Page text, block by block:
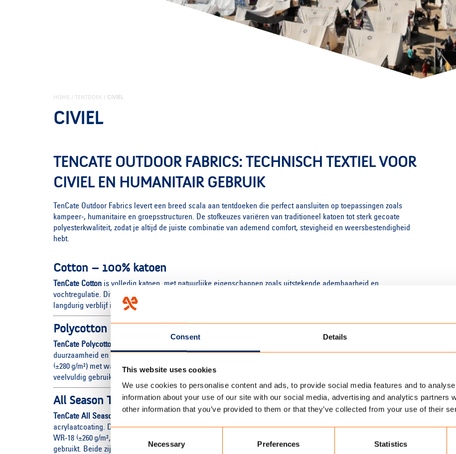
Consent Details
This website uses cookies
We use cookies to personalise content and ads, to provide social media features and to
information about your use of our site with our social media, advertising and analytics partners
other information that you’ve provided to them or that they’ve collected from your use of their
Consent
Selection
Necessary Preferences Statistics
HOME / TENTDOEK / CIVIEL
CIVIEL
TENCATE OUTDOOR FABRICS: TECHNISCH TEXTIEL VOOR
CIVIEL EN HUMANITAIR GEBRUIK
TenCate Outdoor Fabrics levert een breed scala aan tentdoeken die perfect aansluiten op toepassingen zoals
kampeer‑, humanitaire en groepsstructuren. De stofkeuzes variëren van traditioneel katoen tot sterk gecoate
polyesterkwaliteit, zodat je altijd de juiste combinatie van ademend comfort, stevigheid en weersbestendigheid
hebt.
Cotton – 100% katoen
TenCate Cotton is volledig katoen, met natuurlijke eigenschappen zoals uitstekende adem­baarheid en
vochtregulatie. Dit klassieke materiaal is robuust en geeft tenten een aangenaam binnenklimaat, ideaal voor
langdurig verblijf in spannende omgevingen.
Polycotton – mix van polyester en katoen
TenCate Polycotton
duurzaamheid en sterkte van polyester. Verkrijgbaar in zware kwaliteiten zoals KA‑46 (±420 g/m²) en KA‑10
(±280 g/m²) met water-, schimmel- en vuilafwerende finishen. Ideaal voor groeps- en humanitaire tenten die
veelvuldig gebruikt en vervoerd worden.
All Season Touring – gecoate polyesterkwaliteit
TenCate All Season Touring
acrylaatcoating. De WR‑200 (±200 g/m², 60 cm waterkolom) is perfect voor wanden en luifels, terwijl de robuustere
WR‑18 (±260 g/m², 85 cm waterkolom) geschikt is voor daken en structuren die intensief en langdurig worden
gebruikt. Beide zijn waterdicht, weersbestendig, makkelijk schoon te maken en milieuvriendelijk.